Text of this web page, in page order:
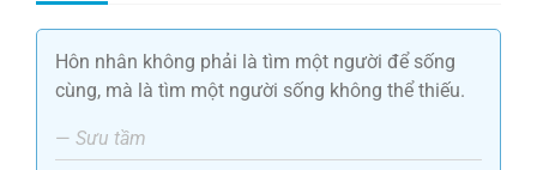
Hôn nhân không phải là tìm một người để sống
cùng, mà là tìm một người sống không thể thiếu.
— Sưu tầm